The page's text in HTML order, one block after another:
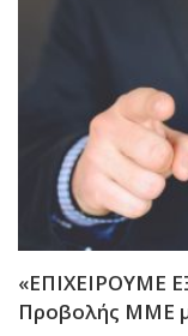
«ΕΠΙΧΕΙΡΟΥΜΕ
Προβολής ΜΜΕ